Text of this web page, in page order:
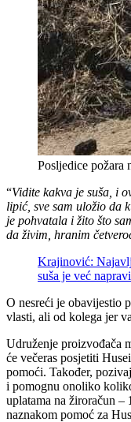
Posljedice požara
“Vidite kakva je suša, i
lipić, sve sam uložio da
je pohvatala i žito što
da živim, hranim
Krajinović:
suša je već
O nesreći je obavijestio
vlasti, ali od kolega jer
Udruženje proizvođača
će večeras posjetiti
pomoći. Također,
i pomognu onoliko
uplatama na žiroračun –
naznakom pomoć za